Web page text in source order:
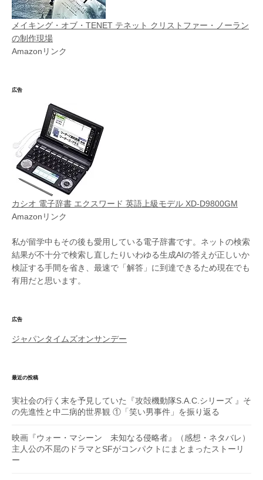
メイキング・オブ・TENET テネット クリストファー・ノーラン
の制作現場
Amazonリンク
広告
カシオ 電子辞書 エクスワード 英語上級モデル XD-D9800GM
Amazonリンク
私が留学中もその後も愛用している電子辞書です。ネットの検索
結果が不十分で検索し直したりいわゆる生成AIの答えが正しいか
検証する手間を省き、最速で「解答」に到達できるため現在でも
有用だと思います。
広告
ジャパンタイムズオンサンデー
最近の投稿
実社会の行く末を予見していた『攻殻機動隊S.A.C.シリーズ 』そ
の先進性と中二病的世界観 ①「笑い男事件」を振り返る
映画『ウォー・マシーン 未知なる侵略者』（感想・ネタバレ）
主人公の不屈のドラマとSFがコンパクトにまとまったストーリ
ー